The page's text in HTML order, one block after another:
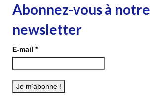
Abonnez-vous à notre
newsletter
E-mail *